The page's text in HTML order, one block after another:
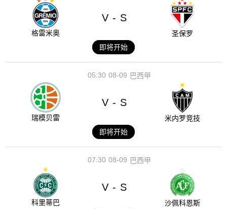
格雷米奥
V - S
圣保罗
即将开始
08-09
05:30 巴西甲
瑞模贝雷
V - S
米内罗竞技
即将开始
08-09
07:30 巴西甲
科里蒂巴
V - S
沙佩科恩斯